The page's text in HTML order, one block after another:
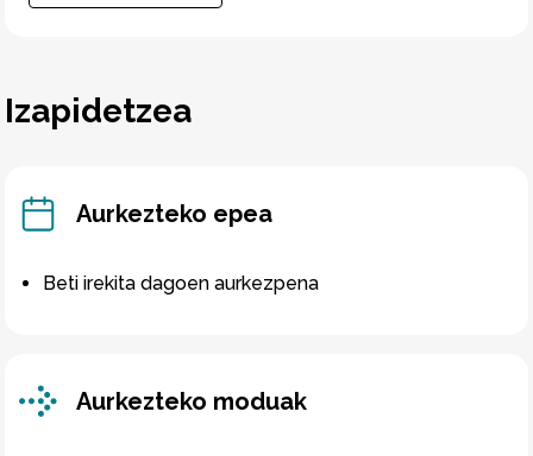
Izapidetzea
Aurkezteko epea
Beti irekita dagoen aurkezpena
Aurkezteko moduak